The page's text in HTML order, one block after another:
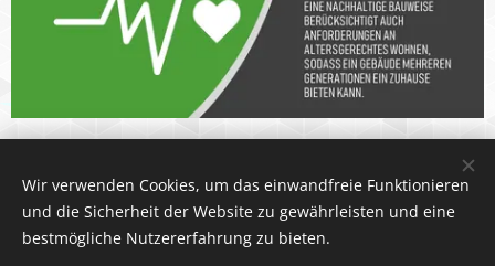
Wir verwenden Cookies, um das einwandfreie Funktionieren
und die Sicherheit der Website zu gewährleisten und eine
bestmögliche Nutzererfahrung zu bieten.